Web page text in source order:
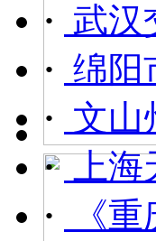
· 武汉
· 绵阳
· 文山
· 上海
·
《